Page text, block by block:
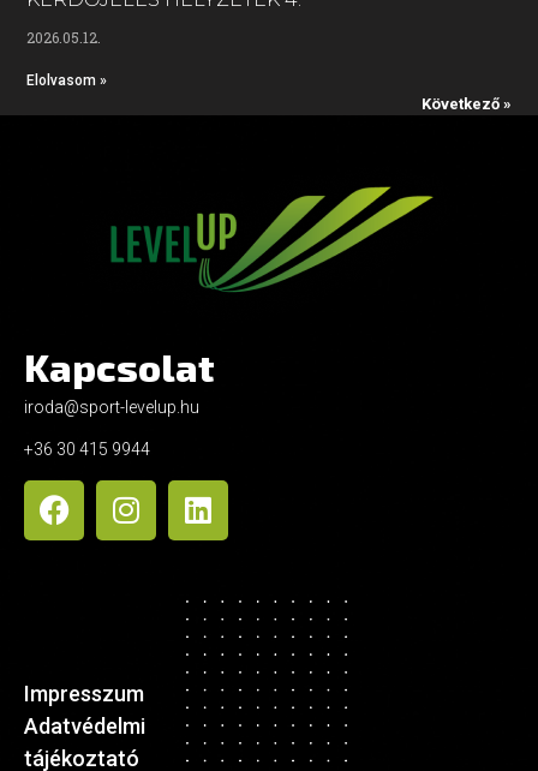
2026.05.12.
Elolvasom »
Következő »
Kapcsolat
iroda@sport-levelup.hu
+36 30 415 9944
Impresszum
Adatvédelmi
tájékoztató